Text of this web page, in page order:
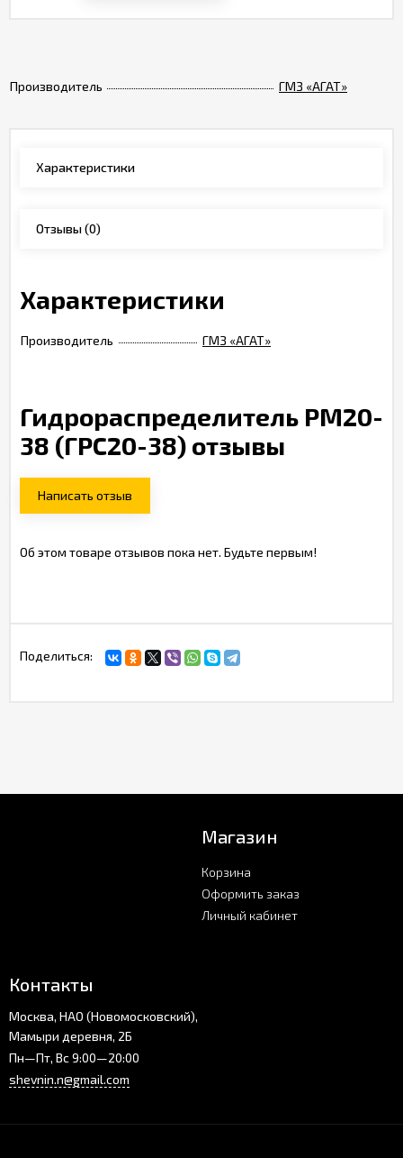
Производитель ГМЗ «АГАТ»
Характеристики
Отзывы(0)
Характеристики
Производитель ГМЗ «АГАТ»
Гидрораспределитель РМ20-
38 (ГРС20-38) отзывы
Написать отзыв
Об этом товаре отзывов пока нет. Будьте первым!
Поделиться:
Магазин
Корзина
Оформить заказ
Личный кабинет
Контакты
Москва, НАО (Новомосковский),
Мамыри деревня, 2Б
Пн—Пт, Вс 9:00—20:00
shevnin.n@gmail.com